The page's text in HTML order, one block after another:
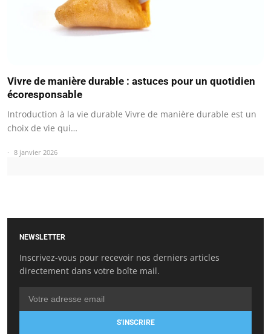
Vivre de manière durable : astuces pour un quotidien
écoresponsable
Introduction à la vie durable Vivre de manière durable est un
choix de vie qui…
8 janvier 2026
NEWSLETTER
Inscrivez-vous pour recevoir nos derniers articles
directement dans votre boîte mail.
S'INSCRIRE